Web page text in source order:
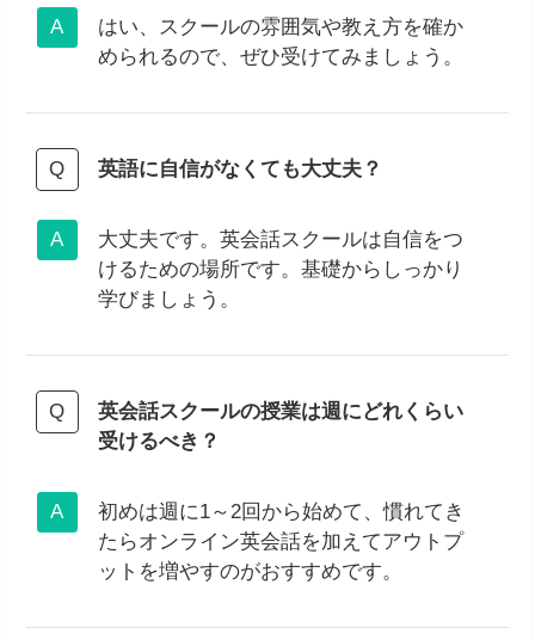
はい、スクールの雰囲気や教え方を確か
められるので、ぜひ受けてみましょう。
英語に自信がなくても大丈夫？
大丈夫です。英会話スクールは自信をつ
けるための場所です。基礎からしっかり
学びましょう。
英会話スクールの授業は週にどれくらい
受けるべき？
初めは週に1～2回から始めて、慣れてき
たらオンライン英会話を加えてアウトプ
ットを増やすのがおすすめです。